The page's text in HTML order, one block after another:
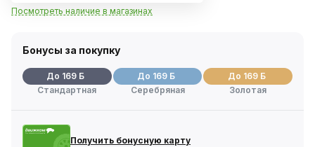
Посмотреть наличие в магазинах
Бонусы за покупку
До 169 Б
Стандартная
До 169 Б
Серебряная
До 169 Б
Золотая
Получить бонусную карту